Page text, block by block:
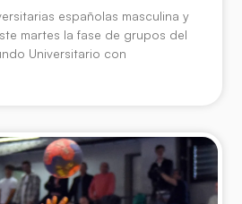
españolas masculina y
martes la fase de grupos del
Universitario con